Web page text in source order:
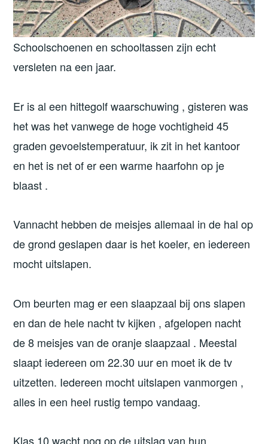
Schoolschoenen en schooltassen zijn echt
versleten na een jaar.
Er is al een hittegolf waarschuwing , gisteren was
het was het vanwege de hoge vochtigheid 45
graden gevoelstemperatuur, ik zit in het kantoor
en het is net of er een warme haarfohn op je
blaast .
Vannacht hebben de meisjes allemaal in de hal op
de grond geslapen daar is het koeler, en iedereen
mocht uitslapen.
Om beurten mag er een slaapzaal bij ons slapen
en dan de hele nacht tv kijken , afgelopen nacht
de 8 meisjes van de oranje slaapzaal . Meestal
slaapt iedereen om 22.30 uur en moet ik de tv
uitzetten. Iedereen mocht uitslapen vanmorgen ,
alles in een heel rustig tempo vandaag.
Klas 10 wacht nog op de uitslag van hun